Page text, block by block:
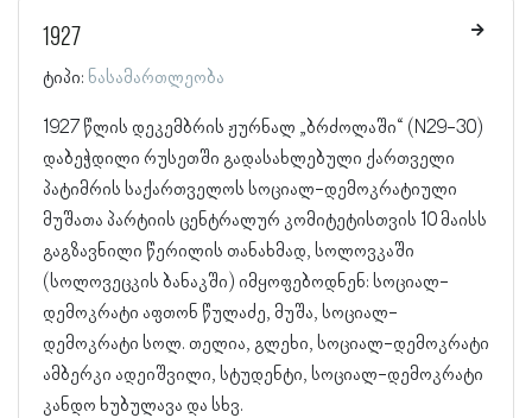
1927
ტიპი: ნასამართლეობა
1927 წლის დეკემბრის ჟურნალ „ბრძოლაში“ (N29-30)
დაბეჭდილი რუსეთში გადასახლებული ქართველი
პატიმრის საქართველოს სოციალ-დემოკრატიული
მუშათა პარტიის ცენტრალურ კომიტეტისთვის 10 მაისს
გაგზავნილი წერილის თანახმად, სოლოვკაში
(სოლოვეცკის ბანაკში) იმყოფებოდნენ: სოციალ-
დემოკრატი აფთონ წულაძე, მუშა, სოციალ-
დემოკრატი სოლ. თელია, გლეხი, სოციალ-დემოკრატი
ამბერკი ადეიშვილი, სტუდენტი, სოციალ-დემოკრატი
კანდო ხუბულავა და სხვ.